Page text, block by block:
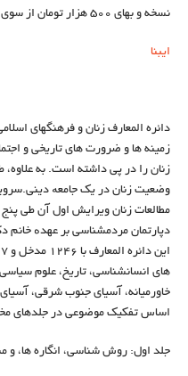
نسخه و بهای ۵۰۰ هزار تومان از سوی انتشارات صدر به بازار کتاب آمد.
ایبنا
دائره المعارف زنان و فرهنگهای
زمینه ها و ضرورت های تاریخی و
زنان را در پی داشته است. به علاوه،
وضعیت زنان در یک جامعە
مطالعات زنان ویرایش اول آن طی پنج ســال و از 2003 تا
دپارتمان مردمشناسی بر عهدە خانم
های انسانشناسی، تاریخ، علوم
خاورمیانه، آسیای جنوب شرقی، آسیای
اساس تفکیک موضوعی در جلدهای
جلد اول: روش شناسی، انگاره ها، و منابع